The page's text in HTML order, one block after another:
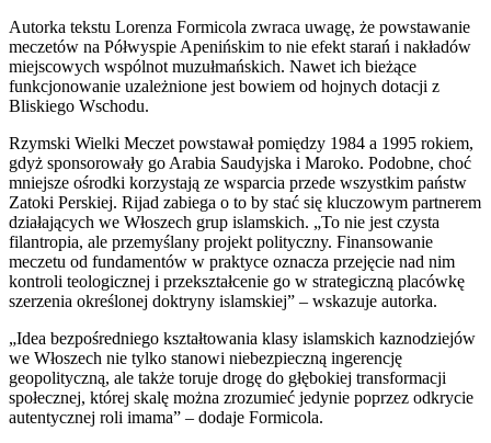
Autorka tekstu Lorenza Formicola zwraca uwagę, że powstawanie
meczetów na Półwyspie Apenińskim to nie efekt starań i nakładów
miejscowych wspólnot muzułmańskich. Nawet ich bieżące
funkcjonowanie uzależnione jest bowiem od hojnych dotacji z
Bliskiego Wschodu.
Rzymski Wielki Meczet powstawał pomiędzy 1984 a 1995 rokiem,
gdyż sponsorowały go Arabia Saudyjska i Maroko. Podobne, choć
mniejsze ośrodki korzystają ze wsparcia przede wszystkim państw
Zatoki Perskiej. Rijad zabiega o to by stać się kluczowym partnerem
działających we Włoszech grup islamskich. „To nie jest czysta
filantropia, ale przemyślany projekt polityczny. Finansowanie
meczetu od fundamentów w praktyce oznacza przejęcie nad nim
kontroli teologicznej i przekształcenie go w strategiczną placówkę
szerzenia określonej doktryny islamskiej” – wskazuje autorka.
„Idea bezpośredniego kształtowania klasy islamskich kaznodziejów
we Włoszech nie tylko stanowi niebezpieczną ingerencję
geopolityczną, ale także toruje drogę do głębokiej transformacji
społecznej, której skalę można zrozumieć jedynie poprzez odkrycie
autentycznej roli imama” – dodaje Formicola.